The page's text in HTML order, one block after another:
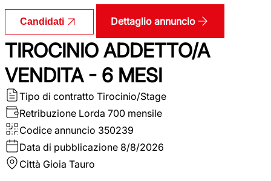
Candidati Dettaglio annuncio
TIROCINIO ADDETTO/A
VENDITA - 6 MESI
Tipo di contratto Tirocinio/Stage
Retribuzione Lorda 700 mensile
Codice annuncio 350239
Data di pubblicazione 8/8/2026
Città Gioia Tauro